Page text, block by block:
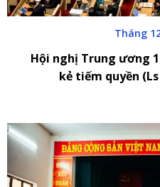
Tháng
Hội nghị Trung ương
kẻ tiếm quyền